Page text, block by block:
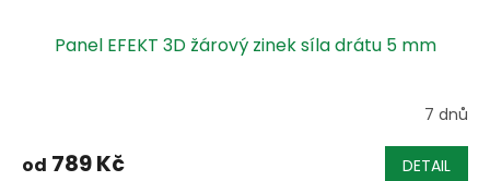
Panel EFEKT 3D žárový zinek síla drátu 5 mm
7 dnů
od 789 Kč DETAIL